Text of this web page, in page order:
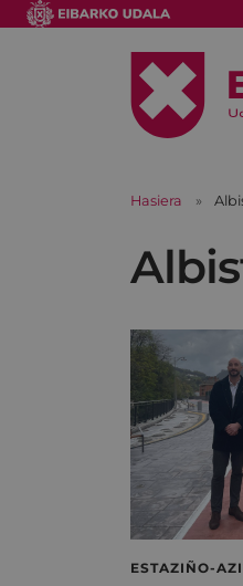
Hasiera
ESTAZIÑO-